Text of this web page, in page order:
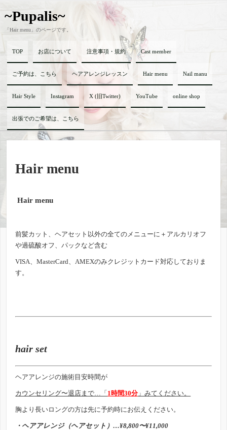
~Pupalis~
「Hair menu」のページです。
TOP お店について 注意事項・規約 Cast member
ご予約は、こちら ヘアアレンジレッスン Hair menu Nail manu
Hair Style Instagram X (旧Twitter) YouTube online shop
出張でのご希望は、こちら
Hair menu
Hair menu
前髪カット、ヘアセット以外の全てのメニューに＋アルカリオフ
や過硫酸オフ、パックなど含む
VISA、MasterCard、AMEXのみクレジットカード対応しておりま
す。
hair set
ヘアアレンジの施術目安時間が
カウンセリング〜退店まで…「 1時間30分」みてください。
胸より長いロングの方は先に予約時にお伝えください。
・ヘアアレンジ（ヘアセット）…¥8,800〜¥11,000